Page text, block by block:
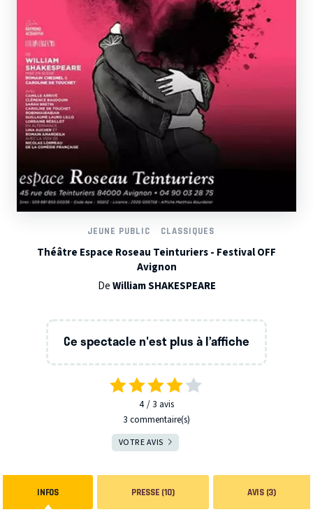
JEUNE PUBLIC CLASSIQUES
Théâtre Espace Roseau Teinturiers - Festival OFF
Avignon
DeWilliam SHAKESPEARE
Ce spectacle n'est plus à l’affiche
4 3 avis
3 commentaire(s)
VOTRE AVIS
INFOS PRESSE (10) AVIS (3)